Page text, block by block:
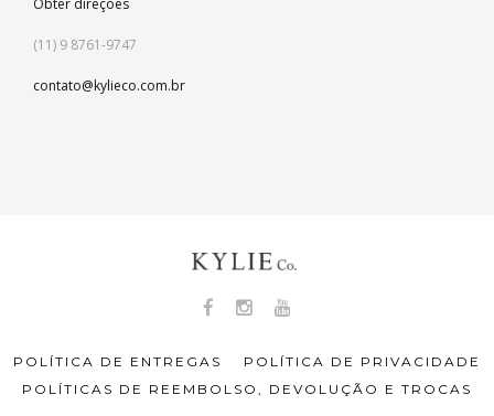
Obter direções
(11) 9 8761-9747
contato@kylieco.com.br
POLÍTICA DE ENTREGAS
POLÍTICA DE PRIVACIDADE
POLÍTICAS DE REEMBOLSO, DEVOLUÇÃO E TROCAS